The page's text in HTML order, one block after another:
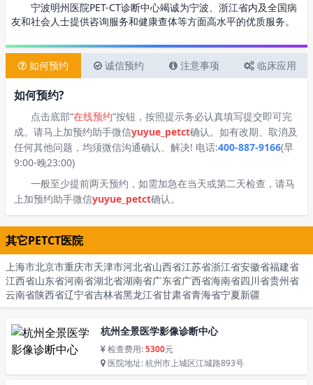
宁波明州医院PET-CT诊断中心竭诚为宁波、浙江省内及全国病
友和社会人士提供咨询服务和健康查体等方面高水平的优质服务。
如何预约 诚信预约 注意事项 临床应用
如何预约?
点击底部“在线预约”按钮，按照提示务必认真填写提交即可完
成。请马上加预约助手微信yuyue_petct确认。如有改期、取消及
任何其他问题，均须微信沟通确认、解决! 电话:400-887-9166(早
9:00-晚23:00)
一般至少提前两天预约，如需加急在当天或第二天检查，请马
上加预约助手微信yuyue_petct确认。
其它PETCT医院
上海市北京市重庆市天津市河北省山西省江苏省浙江省安徽省福建省
江西省山东省河南省湖北省湖南省广东省广西省海南省四川省贵州省
云南省陕西省辽宁省吉林省黑龙江省甘肃省青海省宁夏新疆
杭州全景医学影像诊断中心
检查费用:5300元
医院地址: 杭州市上城区江城路893号